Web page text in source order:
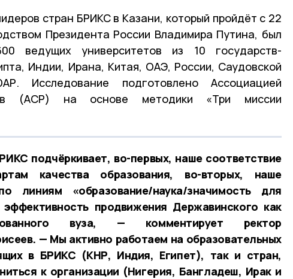
стран БРИКС в Казани, который пройдёт с 22
Президента России Владимира Путина, был
ведущих университетов из 10 государств-
Индии, Ирана, Китая, ОАЭ, России, Саудовской
Исследование подготовлено Ассоциацией
(АСР) на основе методики «Три миссии
подчёркивает, во-первых, наше соответствие
качества образования, во-вторых, наше
линиям «образование/наука/значимость для
продвижения Державинского как
вуза, — комментирует ректор
— Мы активно работаем на образовательных
в БРИКС (КНР, Индия, Египет), так и стран,
к организации (Нигерия, Бангладеш, Ирак и